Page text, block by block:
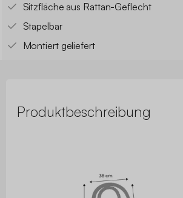
Sitzfläche aus Rattan-Geflecht
Stapelbar
Montiert geliefert
Produktbeschreibung